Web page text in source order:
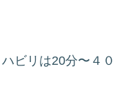
ビリは20分〜４